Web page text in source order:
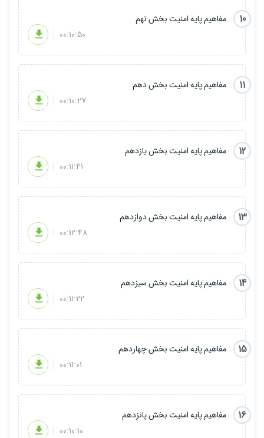
10
مفاهیم پایه امنیت بخش نهم
00:10:50
11
مفاهیم پایه امنیت بخش دهم
00:10:27
12
مفاهیم پایه امنیت بخش یازدهم
00:11:41
13
مفاهیم پایه امنیت بخش دوازدهم
00:12:48
14
مفاهیم پایه امنیت بخش سیزدهم
00:11:22
15
مفاهیم پایه امنیت بخش چهاردهم
00:11:01
16
مفاهیم پایه امنیت بخش پانزدهم
00:10:10